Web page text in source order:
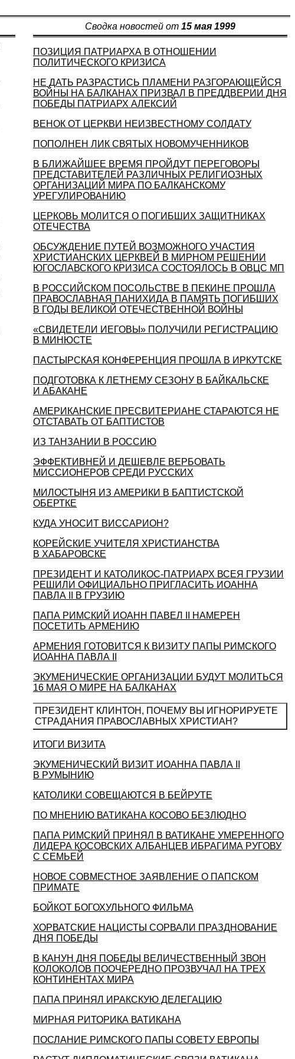
Сводка новостей от 15 мая 1999
ПОЗИЦИЯ ПАТРИАРХА В ОТНОШЕНИИ
ПОЛИТИЧЕСКОГО КРИЗИСА
НЕ ДАТЬ РАЗРАСТИСЬ ПЛАМЕНИ РАЗГОРАЮЩЕЙСЯ
ВОЙНЫ НА БАЛКАНАХ ПРИЗВАЛ В ПРЕДДВЕРИИ ДНЯ
ПОБЕДЫ ПАТРИАРХ АЛЕКСИЙ
ВЕНОК ОТ ЦЕРКВИ НЕИЗВЕСТНОМУ СОЛДАТУ
ПОПОЛНЕН ЛИК СВЯТЫХ НОВОМУЧЕННИКОВ
В БЛИЖАЙШЕЕ ВРЕМЯ ПРОЙДУТ ПЕРЕГОВОРЫ
ПРЕДСТАВИТЕЛЕЙ РАЗЛИЧНЫХ РЕЛИГИОЗНЫХ
ОРГАНИЗАЦИЙ МИРА ПО БАЛКАНСКОМУ
УРЕГУЛИРОВАНИЮ
ЦЕРКОВЬ МОЛИТСЯ О ПОГИБШИХ ЗАЩИТНИКАХ
ОТЕЧЕСТВА
ОБСУЖДЕНИЕ ПУТЕЙ ВОЗМОЖНОГО УЧАСТИЯ
ХРИСТИАНСКИХ ЦЕРКВЕЙ В МИРНОМ РЕШЕНИИ
ЮГОСЛАВСКОГО КРИЗИСА СОСТОЯЛОСЬ В ОВЦС МП
В РОССИЙСКОМ ПОСОЛЬСТВЕ В ПЕКИНЕ ПРОШЛА
ПРАВОСЛАВНАЯ ПАНИХИДА В ПАМЯТЬ ПОГИБШИХ
В ГОДЫ ВЕЛИКОЙ ОТЕЧЕСТВЕННОЙ ВОЙНЫ
«СВИДЕТЕЛИ ИЕГОВЫ» ПОЛУЧИЛИ РЕГИСТРАЦИЮ
В МИНЮСТЕ
ПАСТЫРСКАЯ КОНФЕРЕНЦИЯ ПРОШЛА В ИРКУТСКЕ
ПОДГОТОВКА К ЛЕТНЕМУ СЕЗОНУ В БАЙКАЛЬСКЕ
И АБАКАНЕ
АМЕРИКАНСКИЕ ПРЕСВИТЕРИАНЕ СТАРАЮТСЯ НЕ
ОТСТАВАТЬ ОТ БАПТИСТОВ
ИЗ ТАНЗАНИИ В РОССИЮ
ЭФФЕКТИВНЕЙ И ДЕШЕВЛЕ ВЕРБОВАТЬ
МИССИОНЕРОВ СРЕДИ РУССКИХ
МИЛОСТЫНЯ ИЗ АМЕРИКИ В БАПТИСТСКОЙ
ОБЕРТКЕ
КУДА УНОСИТ ВИССАРИОН?
КОРЕЙСКИЕ УЧИТЕЛЯ ХРИСТИАНСТВА
В ХАБАРОВСКЕ
ПРЕЗИДЕНТ И КАТОЛИКОС-ПАТРИАРХ ВСЕЯ ГРУЗИИ
РЕШИЛИ ОФИЦИАЛЬНО ПРИГЛАСИТЬ ИОАННА
ПАВЛА II В ГРУЗИЮ
ПАПА РИМСКИЙ ИОАНН ПАВЕЛ II НАМЕРЕН
ПОСЕТИТЬ АРМЕНИЮ
АРМЕНИЯ ГОТОВИТСЯ К ВИЗИТУ ПАПЫ РИМСКОГО
ИОАННА ПАВЛА II
ЭКУМЕНИЧЕСКИЕ ОРГАНИЗАЦИИ БУДУТ МОЛИТЬСЯ
16 МАЯ О МИРЕ НА БАЛКАНАХ
ПРЕЗИДЕНТ КЛИНТОН, ПОЧЕМУ ВЫ ИГНОРИРУЕТЕ
СТРАДАНИЯ ПРАВОСЛАВНЫХ ХРИСТИАН?
ИТОГИ ВИЗИТА
ЭКУМЕНИЧЕСКИЙ ВИЗИТ ИОАННА ПАВЛА II
В РУМЫНИЮ
КАТОЛИКИ СОВЕЩАЮТСЯ В БЕЙРУТЕ
ПО МНЕНИЮ ВАТИКАНА КОСОВО БЕЗЛЮДНО
ПАПА РИМСКИЙ ПРИНЯЛ В ВАТИКАНЕ УМЕРЕННОГО
ЛИДЕРА КОСОВСКИХ АЛБАНЦЕВ ИБРАГИМА РУГОВУ
С СЕМЬЕЙ
НОВОЕ СОВМЕСТНОЕ ЗАЯВЛЕНИЕ О ПАПСКОМ
ПРИМАТЕ
БОЙКОТ БОГОХУЛЬНОГО ФИЛЬМА
ХОРВАТСКИЕ НАЦИСТЫ СОРВАЛИ ПРАЗДНОВАНИЕ
ДНЯ ПОБЕДЫ
В КАНУН ДНЯ ПОБЕДЫ ВЕЛИЧЕСТВЕННЫЙ ЗВОН
КОЛОКОЛОВ ПООЧЕРЕДНО ПРОЗВУЧАЛ НА ТРЕХ
КОНТИНЕНТАХ МИРА
ПАПА ПРИНЯЛ ИРАКСКУЮ ДЕЛЕГАЦИЮ
МИРНАЯ РИТОРИКА ВАТИКАНА
ПОСЛАНИЕ РИМСКОГО ПАПЫ СОВЕТУ ЕВРОПЫ